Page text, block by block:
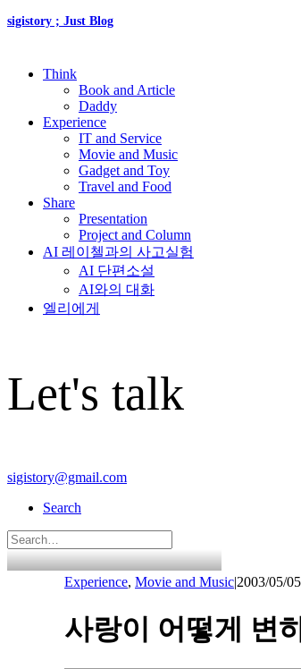
sigistory ; Just Blog
Think
Book and Article
Daddy
Experience
IT and Service
Movie and Music
Gadget and Toy
Travel and Food
Share
Presentation
Project and Column
AI 레이첼과의 사고실험
AI 단편소설
AI와의 대화
엘리에게
Let's talk
sigistory@gmail.com
Search
Experience, Movie and Music|2003/05/05
사랑이 어떻게 변